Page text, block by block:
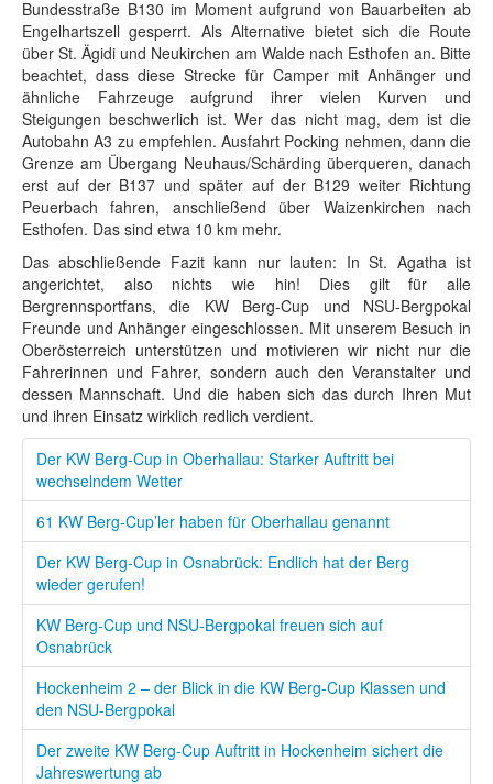
Bundesstraße B130 im Moment aufgrund von Bauarbeiten ab
Engelhartszell gesperrt. Als Alternative bietet sich die Route
über St. Ägidi und Neukirchen am Walde nach Esthofen an. Bitte
beachtet, dass diese Strecke für Camper mit Anhänger und
ähnliche Fahrzeuge aufgrund ihrer vielen Kurven und
Steigungen beschwerlich ist. Wer das nicht mag, dem ist die
Autobahn A3 zu empfehlen. Ausfahrt Pocking nehmen, dann die
Grenze am Übergang Neuhaus/Schärding überqueren, danach
erst auf der B137 und später auf der B129 weiter Richtung
Peuerbach fahren, anschließend über Waizenkirchen nach
Esthofen. Das sind etwa 10 km mehr.
Das abschließende Fazit kann nur lauten: In St. Agatha ist
angerichtet, also nichts wie hin! Dies gilt für alle
Bergrennsportfans, die KW Berg-Cup und NSU-Bergpokal
Freunde und Anhänger eingeschlossen. Mit unserem Besuch in
Oberösterreich unterstützen und motivieren wir nicht nur die
Fahrerinnen und Fahrer, sondern auch den Veranstalter und
dessen Mannschaft. Und die haben sich das durch Ihren Mut
und ihren Einsatz wirklich redlich verdient.
Der KW Berg-Cup in Oberhallau: Starker Auftritt bei
wechselndem Wetter
61 KW Berg-Cup’ler haben für Oberhallau genannt
Der KW Berg-Cup in Osnabrück: Endlich hat der Berg
wieder gerufen!
KW Berg-Cup und NSU-Bergpokal freuen sich auf
Osnabrück
Hockenheim 2 – der Blick in die KW Berg-Cup Klassen und
den NSU-Bergpokal
Der zweite KW Berg-Cup Auftritt in Hockenheim sichert die
Jahreswertung ab